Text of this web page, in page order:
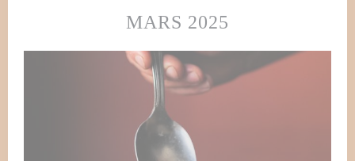
MARS 2025